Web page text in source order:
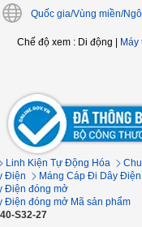
Quốc gia/Vùng miền/
Chế độ xem: Di động Máy
Linh Kiện Tự Động Hóa
Điện
Máng Cáp Đi Dây Điện
Điện đóng mở
Điện đóng mở Mã sản phẩm
S32-27